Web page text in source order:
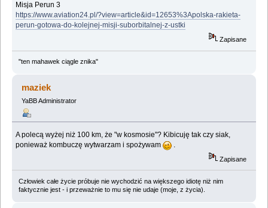
Misja Perun 3
https://www.aviation24.pl/?view=article&id=12653%3Apolska-rakieta-
perun-gotowa-do-kolejnej-misji-suborbitalnej-z-ustki
Zapisane
"ten mahawek ciągle znika"
maziek
YaBB Administrator
A polecą wyżej niż 100 km, że "w kosmosie"? Kibicuję tak czy siak,
ponieważ kombuczę wytwarzam i spożywam
Zapisane
Człowiek całe życie próbuje nie wychodzić na większego idiotę niż nim
faktycznie jest - i przeważnie to mu się nie udaje (moje, z życia).